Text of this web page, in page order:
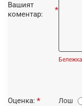
Вашият
коментар:
О
Оценка: Лош